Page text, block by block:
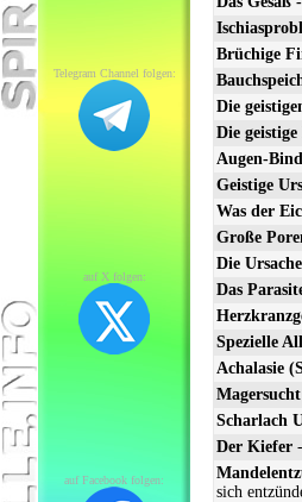
Telegram Channel folgen:
auf X folgen:
auf Facebook folgen:
Brüchige
Die
Die
Augen-
Geistige
Was der
Große
Die
Das
Spezielle
Achalasie
Scharlach
Der Kiefer
sich